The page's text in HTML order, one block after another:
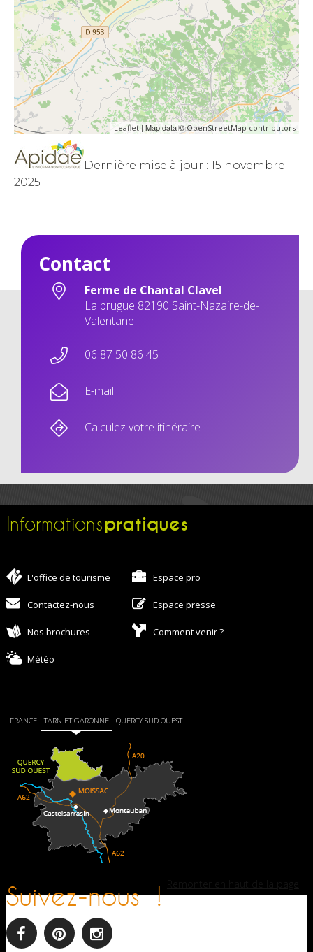
Leaflet | Map data ©OpenStreetMap contributors
Dernière mise à jour : 15 novembre
2025
Contact
Ferme de Chantal Clavel
La brugue 82190 Saint-Nazaire-de-
Valentane
06 87 50 86 45
E-mail
Calculez votre itinéraire
Informationspratiques
L'office de tourisme Espace pro
Contactez-nous Espace presse
Nos brochures Comment venir ?
Météo
FRANCE TARN ET GARONNE QUERCY SUD OUEST
Suivez-nous ! -